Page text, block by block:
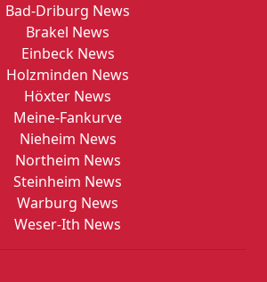
Bad-Driburg News
Brakel News
Einbeck News
Holzminden News
Höxter News
Meine-Fankurve
Nieheim News
Northeim News
Steinheim News
Warburg News
Weser-Ith News